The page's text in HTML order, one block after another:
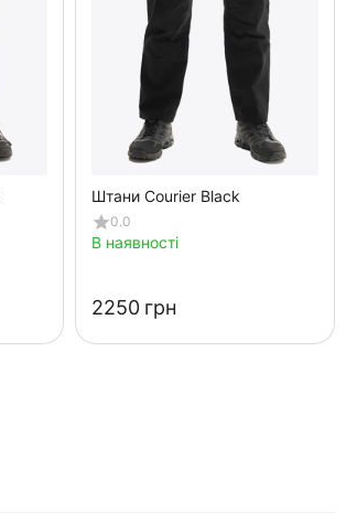
Штани Courier Black
0.0
В наявності
‍2250‍ грн